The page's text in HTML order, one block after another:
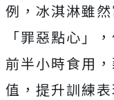
例，冰淇淋雖
「罪惡點心」
前半小時食用，
值，提升訓練表